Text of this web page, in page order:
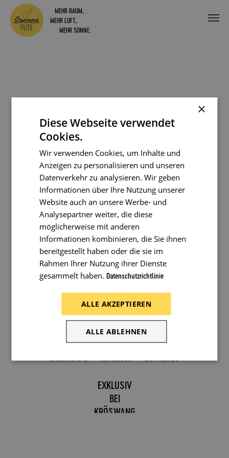
main
content
MEHR RAUM,
MEHR LUFT,
MEHR SONNE.
DATENSCHUTZ IMPRESSUM DOWNLOADS
EXKLUSIV
BEI
KRÖSWANG
×
Diese Webseite verwendet
Cookies.
Wir verwenden Cookies, um Inhalte und
Anzeigen zu personalisieren und unseren
Datenverkehr zu analysieren. Wir geben
Informationen über Ihre Nutzung unserer
Website auch an unsere Werbe- und
Analysepartner weiter, die diese
möglicherweise mit anderen
Informationen kombinieren, die Sie ihnen
bereitgestellt haben oder die sie im
Rahmen Ihrer Nutzung ihrer Dienste
gesammelt haben.Datenschutzrichtlinie
ALLE AKZEPTIEREN
ALLE ABLEHNEN